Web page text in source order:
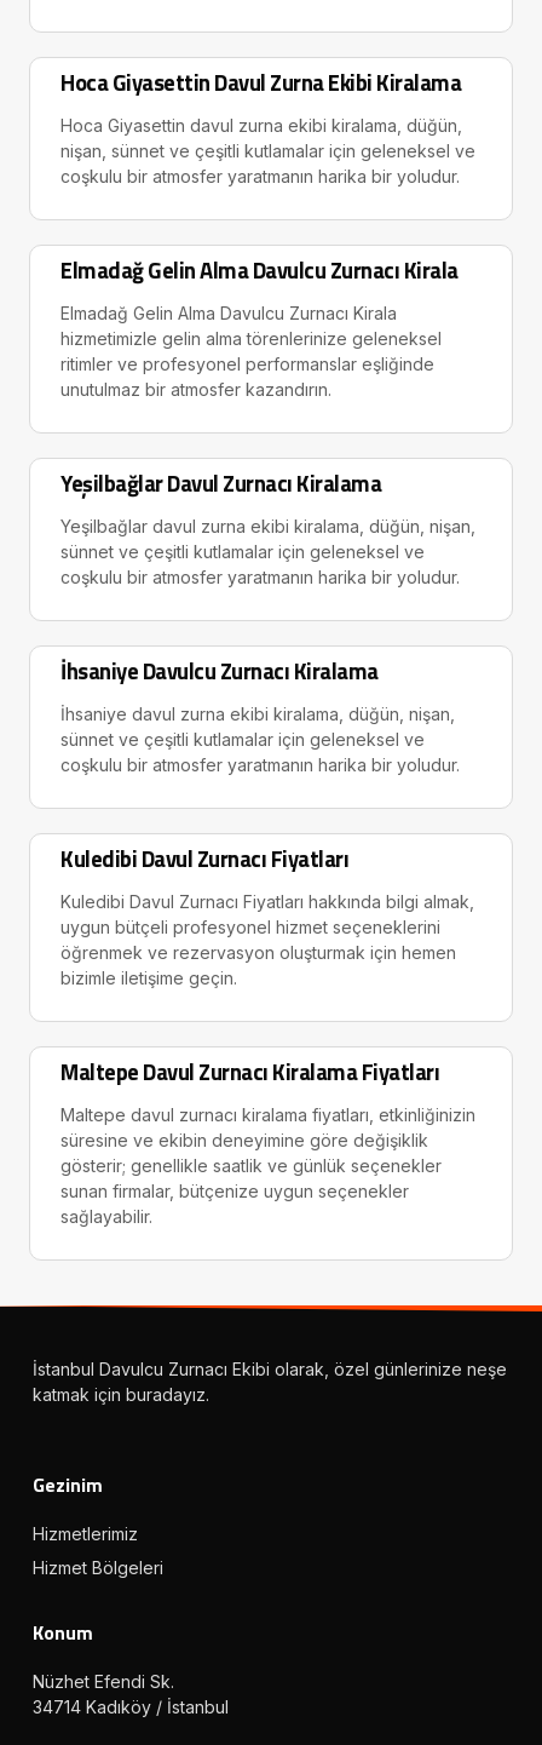
Hoca Giyasettin Davul Zurna Ekibi Kiralama
Hoca Giyasettin davul zurna ekibi kiralama, düğün,
nişan, sünnet ve çeşitli kutlamalar için geleneksel ve
coşkulu bir atmosfer yaratmanın harika bir yoludur.
Elmadağ Gelin Alma Davulcu Zurnacı Kirala
Elmadağ Gelin Alma Davulcu Zurnacı Kirala
hizmetimizle gelin alma törenlerinize geleneksel
ritimler ve profesyonel performanslar eşliğinde
unutulmaz bir atmosfer kazandırın.
Yeşilbağlar Davul Zurnacı Kiralama
Yeşilbağlar davul zurna ekibi kiralama, düğün, nişan,
sünnet ve çeşitli kutlamalar için geleneksel ve
coşkulu bir atmosfer yaratmanın harika bir yoludur.
İhsaniye Davulcu Zurnacı Kiralama
İhsaniye davul zurna ekibi kiralama, düğün, nişan,
sünnet ve çeşitli kutlamalar için geleneksel ve
coşkulu bir atmosfer yaratmanın harika bir yoludur.
Kuledibi Davul Zurnacı Fiyatları
Kuledibi Davul Zurnacı Fiyatları hakkında bilgi almak,
uygun bütçeli profesyonel hizmet seçeneklerini
öğrenmek ve rezervasyon oluşturmak için hemen
bizimle iletişime geçin.
Maltepe Davul Zurnacı Kiralama Fiyatları
Maltepe davul zurnacı kiralama fiyatları, etkinliğinizin
süresine ve ekibin deneyimine göre değişiklik
gösterir; genellikle saatlik ve günlük seçenekler
sunan firmalar, bütçenize uygun seçenekler
sağlayabilir.
İstanbul Davulcu Zurnacı Ekibi olarak, özel günlerinize neşe
katmak için buradayız.
Gezinim
Hizmetlerimiz
Hizmet Bölgeleri
Konum
Nüzhet Efendi Sk.
34714 Kadıköy / İstanbul